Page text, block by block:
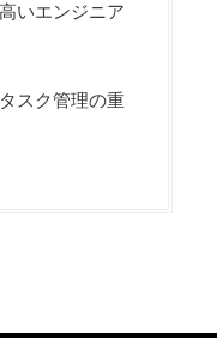
いエンジニア
スク管理の重